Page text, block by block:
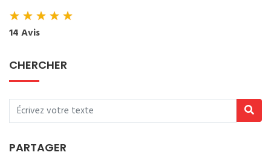
★★★★★
14 Avis
CHERCHER
PARTAGER